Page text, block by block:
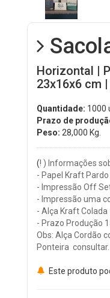
Horizontal |
23x16x6 cm
Quantidade: 1000
Prazo de
Peso: 28,000 Kg.
(! ) Informações
- Papel Kraft Pardo
- Impressão Off
- Impressão uma
- Alça Kraft Colada
- Prazo Produção
Obs: Alça Cordão
Ponteira consultar.
Este produto